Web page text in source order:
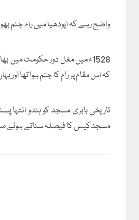
واضح رہے کہ ایودھیا میں رام جنم
1528ء میں مغل دور حکومت
کہ اس مقام پر رام کا جنم ہوا تھا
مسجدکیس کا فیصلہ سناتے ہوئے